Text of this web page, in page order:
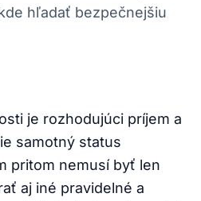
hľadať bezpečnejšiu
je rozhodujúci príjem a
samotný status
pritom nemusí byť len
aj iné pravidelné a